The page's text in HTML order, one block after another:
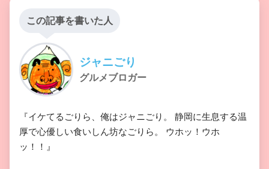
この記事を書いた人
ジャニごり
グルメブロガー
『イケてるごりら、俺はジャニごり。 静岡に生息する温
厚で心優しい食いしん坊なごりら。 ウホッ！ウホ
ッ！！』